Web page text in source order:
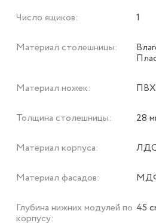
Число ящиков: 1
Материал столешницы:
Материал ножек: ПВХ
Толщина столешницы: 28
Материал корпуса:
Материал фасадов:
Глубина нижних модулей по
корпусу:
45